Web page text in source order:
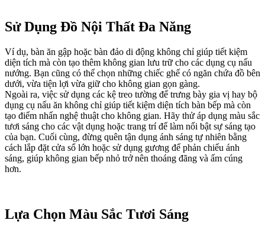
Sử Dụng Đồ Nội Thất Đa Năng
Ví dụ, bàn ăn gập hoặc bàn đảo di động không chỉ giúp tiết kiệm
diện tích mà còn tạo thêm không gian lưu trữ cho các dụng cụ nấu
nướng. Bạn cũng có thể chọn những chiếc ghế có ngăn chứa đồ bên
dưới, vừa tiện lợi vừa giữ cho không gian gọn gàng.
Ngoài ra, việc sử dụng các kệ treo tường để trưng bày gia vị hay bộ
dụng cụ nấu ăn không chỉ giúp tiết kiệm diện tích bàn bếp mà còn
tạo điểm nhấn nghệ thuật cho không gian. Hãy thử áp dụng màu sắc
tươi sáng cho các vật dụng hoặc trang trí để làm nổi bật sự sáng tạo
của bạn. Cuối cùng, đừng quên tận dụng ánh sáng tự nhiên bằng
cách lắp đặt cửa sổ lớn hoặc sử dụng gương để phản chiếu ánh
sáng, giúp không gian bếp nhỏ trở nên thoáng đãng và ấm cúng
hơn.
Lựa Chọn Màu Sắc Tươi Sáng